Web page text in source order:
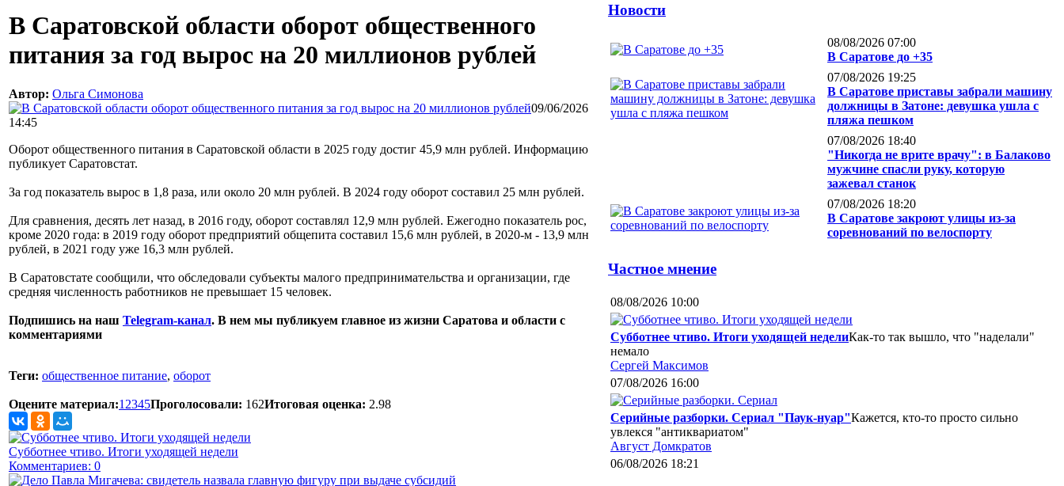
В Саратовской области оборот общественного
питания за год вырос на 20 миллионов рублей
Автор: Ольга Симонова
09/06/2026
14:45
Оборот общественного питания в Саратовской области в 2025 году достиг 45,9 млн рублей. Информацию
публикует Саратовстат.
За год показатель вырос в 1,8 раза, или около 20 млн рублей. В 2024 году оборот составил 25 млн рублей.
Для сравнения, десять лет назад, в 2016 году, оборот составлял 12,9 млн рублей. Ежегодно показатель рос,
кроме 2020 года: в 2019 году оборот предприятий общепита составил 15,6 млн рублей, в 2020-м - 13,9 млн
рублей, в 2021 году уже 16,3 млн рублей.
В Саратовстате сообщили, что обследовали субъекты малого предпринимательства и организации, где
средняя численность работников не превышает 15 человек.
Подпишись на наш Telegram-канал. В нем мы публикуем главное из жизни Саратова и области с
комментариями
Теги: общественное питание, оборот
Оцените материал:1 2345Проголосовали: 162Итоговая оценка: 2.98
Субботнее чтиво. Итоги уходящей недели
Комментариев: 0
Новости
08/08/2026 07:00
В Саратове до +35
07/08/2026 19:25
В Саратове приставы забрали машину
должницы в Затоне: девушка ушла с
пляжа пешком
07/08/2026 18:40
"Никогда не врите врачу": в Балаково
мужчине спасли руку, которую
зажевал станок
07/08/2026 18:20
В Саратове закроют улицы из-за
соревнований по велоспорту
Частное мнение
08/08/2026 10:00
Субботнее чтиво. Итоги уходящей неделиКак-то так вышло, что "наделали"
немало
Сергей Максимов
07/08/2026 16:00
Серийные разборки. Сериал "Паук-нуар"Кажется, кто-то просто сильно
увлекся "антиквариатом"
Август Домкратов
06/08/2026 18:21